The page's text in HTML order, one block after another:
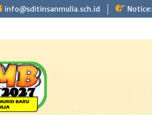
info@sditinsanmulia.sch.id Notice: